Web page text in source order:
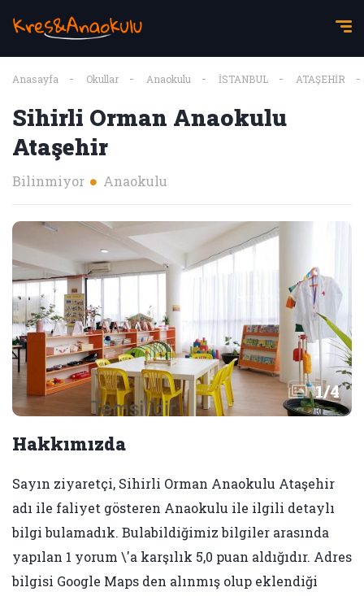
Anasayfa Okullar Anaokulu İSTANBUL ATAŞEHİR
Sihirli Orman Anaokulu
Ataşehir
Bilinmiyor Anaokulu
1/4
Hakkımızda
Sayın ziyaretçi, Sihirli Orman Anaokulu Ataşehir
adı ile faliyet gösteren Anaokulu ile ilgili detaylı
bilgi bulamadık. Bulabildiğimiz bilgiler arasında
yapılan 1 yorum \'a karşılık 5,0 puan aldığıdır. Adres
bilgisi Google Maps den alınmış olup eklendiği